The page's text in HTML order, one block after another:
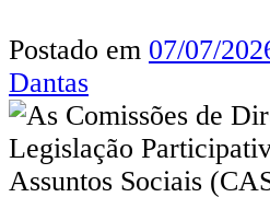
Postado em 07/07/
Dantas